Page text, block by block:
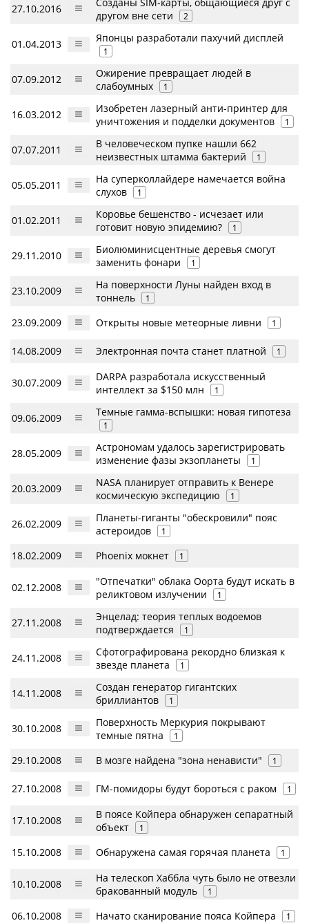
27.10.2016
другом вне сети
2
01.04.2013 Японцы разработали пахучий дисплей
1
07.09.2012
Ожирение превращает людей в
слабоумных
1
16.03.2012
Изобретен лазерный анти-принтер для
уничтожения и подделки документов
1
07.07.2011
В человеческом пупке нашли 662
неизвестных штамма бактерий
1
05.05.2011
На суперколлайдере намечается война
слухов
1
01.02.2011
Коровье бешенство - исчезает или
готовит новую эпидемию?
1
29.11.2010
Биолюминисцентные деревья смогут
заменить фонари
1
23.10.2009
На поверхности Луны найден вход в
тоннель
1
23.09.2009 Открыты новые метеорные ливни 1
14.08.2009 Электронная почта станет платной 1
30.07.2009
DARPA разработала искусственный
интеллект за $150 млн
1
09.06.2009 Темные гамма-вспышки: новая гипотеза
1
28.05.2009
Астрономам удалось зарегистрировать
изменение фазы экзопланеты
1
20.03.2009
NASA планирует отправить к Венере
космическую экспедицию
1
26.02.2009
Планеты-гиганты "обескровили" пояс
астероидов
1
18.02.2009 Phoenix мокнет 1
02.12.2008
"Отпечатки" облака Оорта будут искать в
реликтовом излучении
1
27.11.2008
Энцелад: теория теплых водоемов
подтверждается
1
24.11.2008
Сфотографирована рекордно близкая к
звезде планета
1
14.11.2008
Создан генератор гигантских
бриллиантов
1
30.10.2008
Поверхность Меркурия покрывают
темные пятна
1
29.10.2008 В мозге найдена "зона ненависти" 1
27.10.2008 ГМ-помидоры будут бороться с раком 1
17.10.2008
В поясе Койпера обнаружен сепаратный
объект
1
15.10.2008 Обнаружена самая горячая планета 1
10.10.2008
На телескоп Хаббла чуть было не отвезли
бракованный модуль
1
06.10.2008 Начато сканирование пояса Койпера 1